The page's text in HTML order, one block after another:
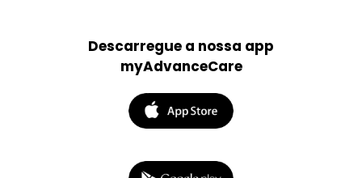
Descarregue a nossa app
myAdvanceCare